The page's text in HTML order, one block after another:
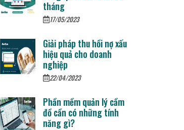
tháng
17/05/2023
Giải pháp thu hồi nợ xấu
hiệu quả cho doanh
nghiệp
22/04/2023
Phần mềm quản lý cầm
đồ cần có những tính
năng gì?